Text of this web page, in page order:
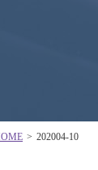
> 202004-10